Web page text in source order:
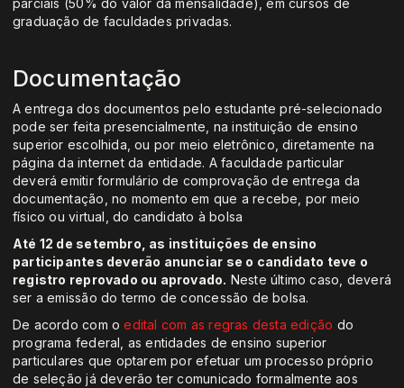
parciais (50% do valor da mensalidade), em cursos de
graduação de faculdades privadas.
Documentação
A entrega dos documentos pelo estudante pré-selecionado
pode ser feita presencialmente, na instituição de ensino
superior escolhida, ou por meio eletrônico, diretamente na
página da internet da entidade. A faculdade particular
deverá emitir formulário de comprovação de entrega da
documentação, no momento em que a recebe, por meio
físico ou virtual, do candidato à bolsa
Até 12 de setembro, as instituições de ensino
participantes deverão anunciar se o candidato teve o
registro reprovado ou aprovado. Neste último caso, deverá
ser a emissão do termo de concessão de bolsa.
De acordo com oedital com as regras desta edição do
programa federal, as entidades de ensino superior
particulares que optarem por efetuar um processo próprio
de seleção já deverão ter comunicado formalmente aos